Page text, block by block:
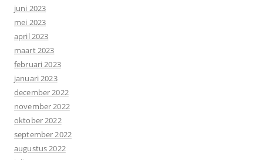
juni 2023
mei 2023
april 2023
maart 2023
februari 2023
januari 2023
december 2022
november 2022
oktober 2022
september 2022
augustus 2022